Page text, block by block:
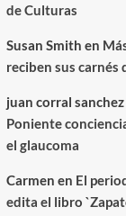
de Culturas
Susan Smith en
reciben sus carnés
juan corral sanchez
Poniente
el glaucoma
Carmen en El
edita el libro